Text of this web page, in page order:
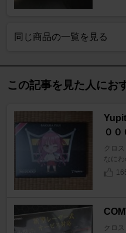
同じ商品の一覧を見る
この記事を見た人にお
００
クロ
なに
クロ